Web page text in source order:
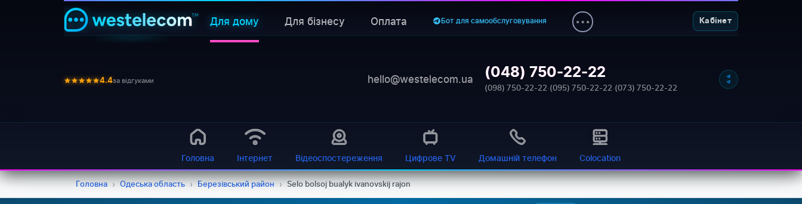
Для дому Для бізнесу Оплата Бот для самообслуговування Кабінет
4.4за відгуками hello@westelecom.ua (048) 750-22-22
(098) 750-22-22·(095) 750-22-22·(073) 750-22-22
Головна Інтернет Відеоспостереження Цифрове TV Домашній телефон Colocation
Головна › Одеська область › Березівський район › Selo bolsoj bualyk ivanovskij rajon